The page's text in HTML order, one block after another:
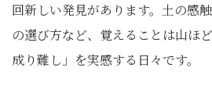
回新しい発見があります。土の感
の選び方など、覚えることは山ほ
成り難し」を実感する日々です。